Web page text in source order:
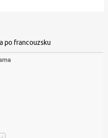
po francouzsku